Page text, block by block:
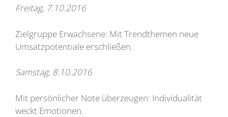
Freitag, 7.10.2016
Zielgruppe Erwachsene: Mit Trendthemen neue
Umsatzpotentiale erschließen.
Samstag, 8.10.2016
Mit persönlicher Note überzeugen: Individualität
weckt Emotionen.